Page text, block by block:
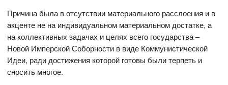
Причина была в отсутствии материального расслоения и в
акценте не на индивидуальном материальном достатке, а
на коллективных задачах и целях всего государства –
Новой Имперской Соборности в виде Коммунистической
Идеи, ради достижения которой готовы были терпеть и
сносить многое.